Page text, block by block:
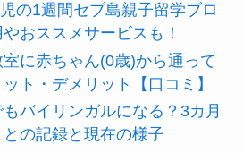
児の1週間セブ島親子留学ブロ
おススメサービスも！
に赤ちゃん(0歳)から通って
ト・デメリット【口コミ】
バイリンガルになる？3カ月
の記録と現在の様子